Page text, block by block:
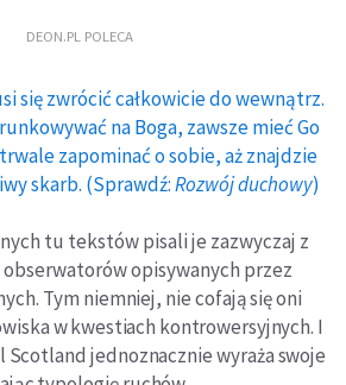
DEON.PL POLECA
się zwrócić całkowicie do wewnątrz.
na Boga, zawsze mieć Go
zapominać o sobie, aż znajdzie
skarb. (Sprawdź:Rozwój duchowy)
tu tekstów pisali je zazwy­czaj z
opisywanych przez
Tym niemniej, nie cofająsię oni
w kwestiach kontrower­syjnych. I
Scotland jednoznacznie wyraża swoje